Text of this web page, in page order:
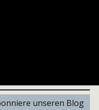
unseren Blog